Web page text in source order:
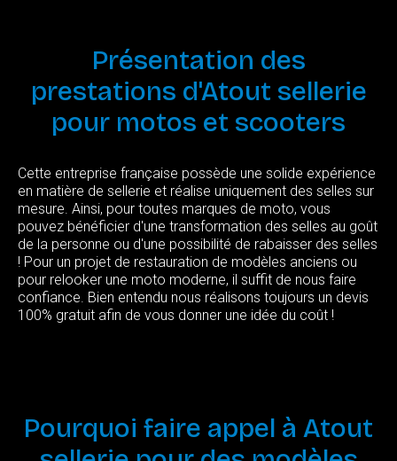
Présentation des
prestations d'Atout sellerie
pour motos et scooters
Cette entreprise française possède une solide expérience
en matière de sellerie et réalise uniquement des selles sur
mesure. Ainsi, pour toutes marques de moto, vous
pouvez bénéficier d'une transformation des selles au goût
de la personne ou d'une possibilité de rabaisser des selles
! Pour un projet de restauration de modèles anciens ou
pour relooker une moto moderne, il suffit de nous faire
confiance. Bien entendu nous réalisons toujours un devis
100% gratuit afin de vous donner une idée du coût !
Pourquoi faire appel à Atout